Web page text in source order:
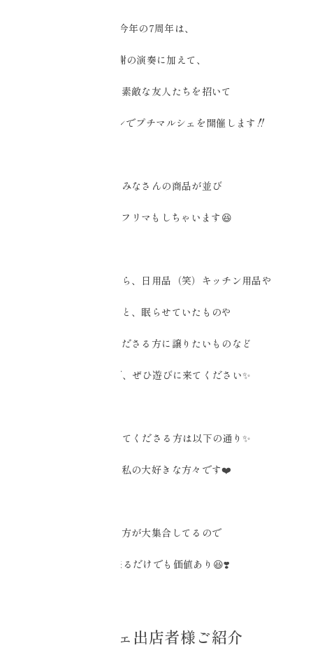
今年の7周年は、
感謝の演奏に加えて、
大好きな素敵な友人たちを招いて
Ciel Echoサロンでプチマルシェを開催します‼️
素敵なみなさんの商品が並び
私は少しフリマもしちゃいます😆
お洋服やドレスから、日用品（笑）キッチン用品や
いろいろと、眠らせていたものや
大切にしてくださる方に譲りたいものなど
出品するので、ぜひ遊びに来てください✨
その他参加してくださる方は以下の通り✨
いずれも私の大好きな方々です❤️
素敵な方が大集合してるので
会いに来るだけでも価値あり😆❣️
マルシェ出店者様ご紹介